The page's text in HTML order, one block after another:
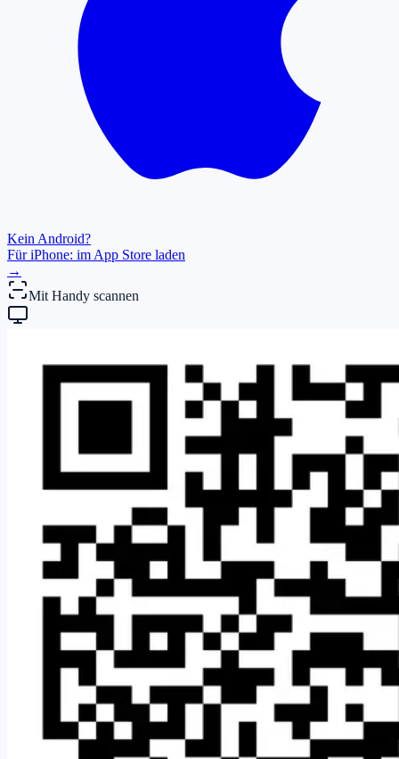
Kein Android?
Für iPhone: im App Store laden
→
Mit Handy scannen